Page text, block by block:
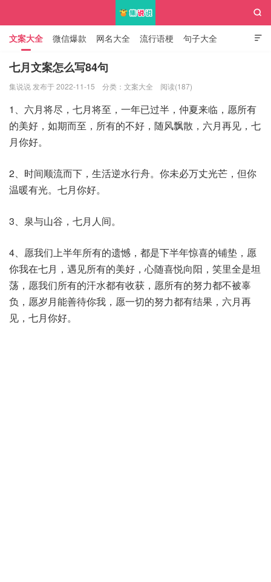

文案大全 微信爆款 网名大全 流行语梗 句子大全
知识大全

七月文案怎么写84句
集说说 发布于 2022-11-15 分类： 文案大全 阅读(187)
1、六月将尽，七月将至，一年已过半，仲夏来临，愿所有
的美好，如期而至，所有的不好，随风飘散，六月再见，七
月你好。
2、时间顺流而下，生活逆水行舟。你未必万丈光芒，但你
温暖有光。七月你好。
3、泉与山谷，七月人间。
4、愿我们上半年所有的遗憾，都是下半年惊喜的铺垫，愿
你我在七月，遇见所有的美好，心随喜悦向阳，笑里全是坦
荡，愿我们所有的汗水都有收获，愿所有的努力都不被辜
负，愿岁月能善待你我，愿一切的努力都有结果，六月再
见，七月你好。